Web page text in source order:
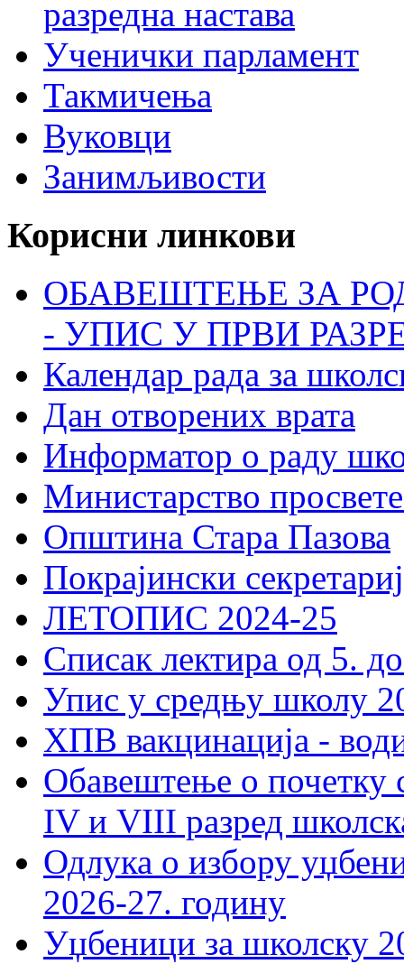
разредна настава
Ученички парламент
Такмичења
Вуковци
Занимљивости
Корисни линкови
ОБАВЕШТЕЊЕ ЗА
- УПИС У ПРВИ
Календар рада за
Дан отворених врата
Информатор о раду
Министарство
Општина Стара Пазова
Покрајински
ЛЕТОПИС 2024-25
Списак лектира од 5.
Упис у средњу школу
ХПВ вакцинација -
Обавештење о почетку
IV и VIII разред
Одлука о избору
2026-27. годину
Уџбеници за школску